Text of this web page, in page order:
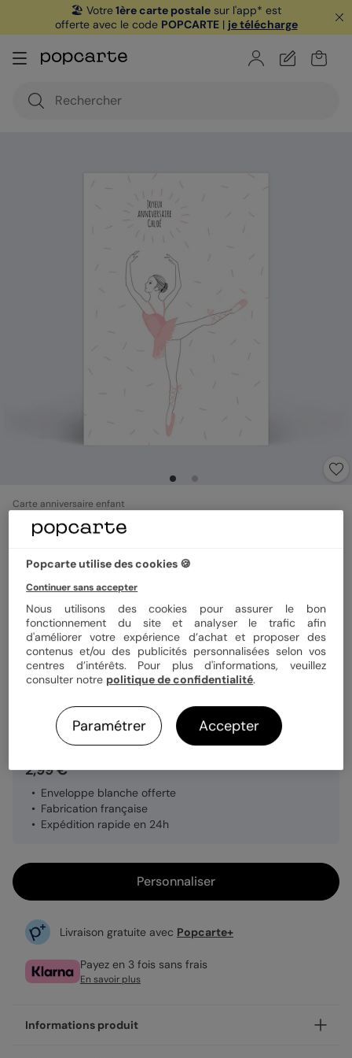
🏖️ Votre1ère carte postale sur l'app* est
offerte avec le code POPCARTE| je télécharge
Carte anniversaire enfant
Danseuse
Format
Papier Papier Satiné
Quantité 1 carte
2,99 €
Enveloppe blanche offerte
Fabrication française
Expédition rapide en 24h
Personnaliser
Livraison gratuite avec Popcarte+
Payez en 3 fois sans frais
En savoir plus
Informations produit
Popcarte utilise des cookies 🍪
Continuer sans accepter
Nous utilisons des cookies pour assurer le bon
fonctionnement du site et analyser le trafic afin
d'améliorer votre expérience d’achat et proposer des
contenus et/ou des publicités personnalisées selon vos
centres d’intérêts. Pour plus d'informations, veuillez
consulter notre politique de confidentialité.
Paramétrer Accepter